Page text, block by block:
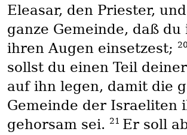
Eleasar, den Priester,
ganze Gemeinde, daß du
ihren Augen einsetzest;
20
sollst du einen Teil
auf ihn legen, damit die
Gemeinde der Israeliten
gehorsam sei. 21 Er soll